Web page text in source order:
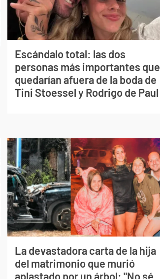
Escándalo total: las dos
personas más importantes que
quedarían afuera de la boda de
Tini Stoessel y Rodrigo de Paul
La devastadora carta de la hija
del matrimonio que murió
aplastado por un árbol: "No sé